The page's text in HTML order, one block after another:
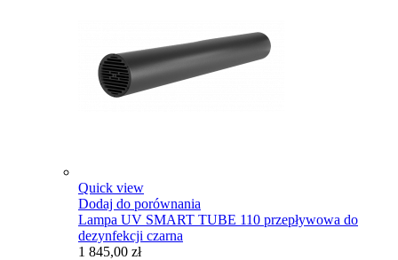
Quick view
Dodaj do porównania
Lampa UV SMART TUBE 110 przepływowa do
dezynfekcji czarna
1 845,00 zł